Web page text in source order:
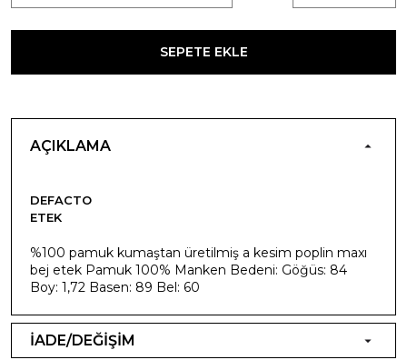
SEPETE EKLE
AÇIKLAMA
DEFACTO
ETEK
%100 pamuk kumaştan üretilmiş a kesim poplin maxı
bej etek Pamuk 100% Manken Bedeni: Göğüs: 84
Boy: 1,72 Basen: 89 Bel: 60
İADE/DEĞİŞİM